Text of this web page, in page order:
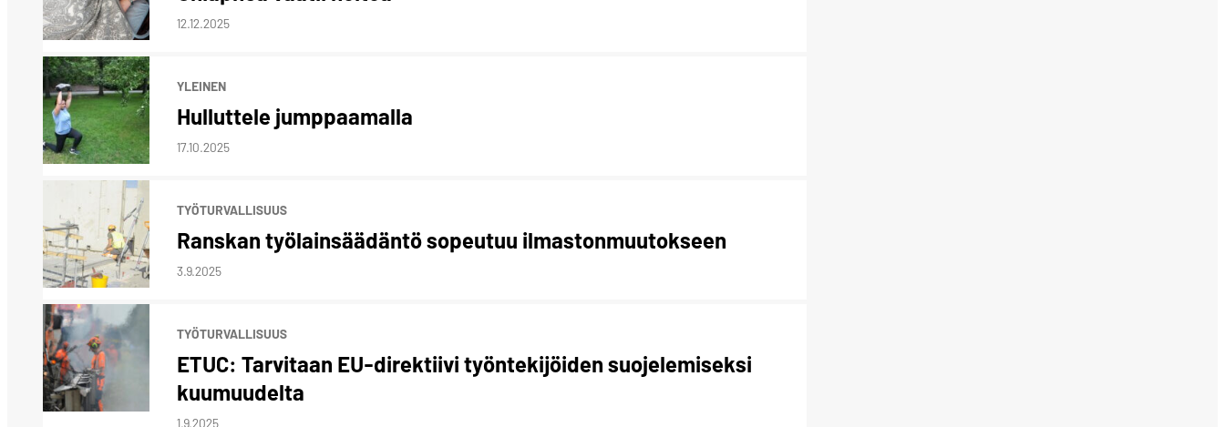
12.12.2025
YLEINEN
Hulluttele jumppaamalla
17.10.2025
TYÖTURVALLISUUS
Ranskan työlainsäädäntö sopeutuu ilmastonmuutokseen
3.9.2025
TYÖTURVALLISUUS
ETUC: Tarvitaan EU-direktiivi työntekijöiden suojelemiseksi
kuumuudelta
1.9.2025